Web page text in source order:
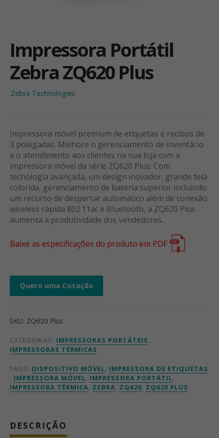
Impressora Portátil
Zebra ZQ620 Plus
Zebra Technologies
Impressora móvel premium de etiquetas e recibos de
3 polegadas. Melhore o gerenciamento de inventário
e o atendimento aos clientes na sua loja com a
impressora móvel da série ZQ620 Plus. Com
tecnologia avançada, um design inovador, grande tela
colorida, gerenciamento de bateria superior incluindo
um recurso de despertar automático além de conexão
wireless rápida 802.11ac e Bluetooth, a ZQ620 Plus
aumenta a produtividade dos vendedores.
Baixe as especificações do produto em PDF
Quero uma Cotação
SKU: ZQ620 Plus
CATEGORIAS: IMPRESSORAS PORTÁTEIS,
IMPRESSORAS TÉRMICAS
TAGS: DISPOSITIVO MÓVEL, IMPRESSORA DE ETIQUETAS
, IMPRESSORA MÓVEL, IMPRESSORA PORTÁTIL,
IMPRESSORA TÉRMICA, ZEBRA, ZQ620, ZQ620 PLUS
DESCRIÇÃO